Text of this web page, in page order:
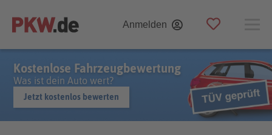
Anmelden
Kostenlose Fahrzeugbewertung
Was ist dein Auto wert?
Jetzt kostenlos bewerten